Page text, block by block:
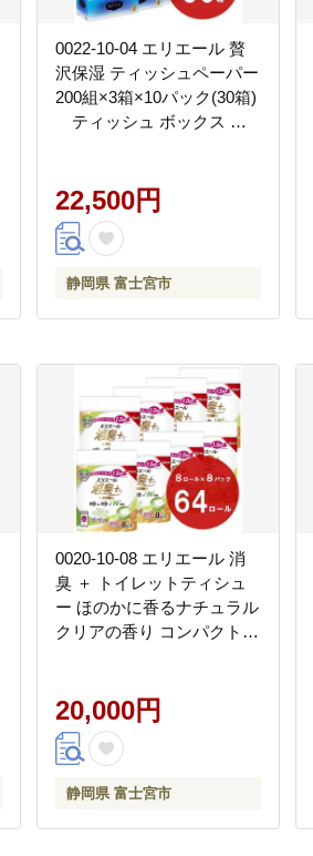
0022-10-04 エリエール 贅
沢保湿 ティッシュペーパー
200組×3箱×10パック(30箱)
ティッシュ ボックス ロ
22,500円
静岡県 富士宮市
0020-10-08 エリエール 消
臭 ＋ トイレットティシュ
ー ほのかに香るナチュラル
クリアの香り コンパクトダ
ーパー ダブル 日用品 消耗
品 コンパクト
20,000円
静岡県 富士宮市